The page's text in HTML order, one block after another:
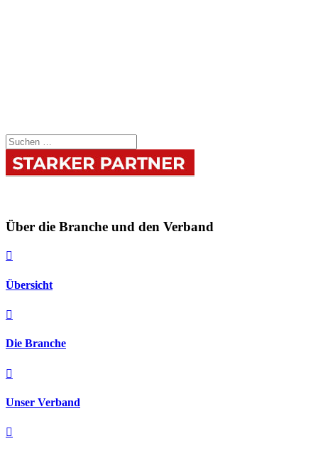
Über die Branche und den Verband

Übersicht

Die Branche

Unser Verband
